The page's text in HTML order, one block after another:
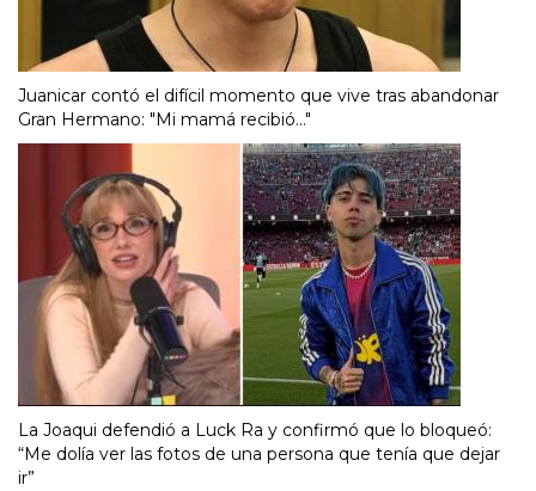
Juanicar contó el difícil momento que vive tras abandonar
Gran Hermano: "Mi mamá recibió..."
La Joaqui defendió a Luck Ra y confirmó que lo bloqueó:
“Me dolía ver las fotos de una persona que tenía que dejar
ir”